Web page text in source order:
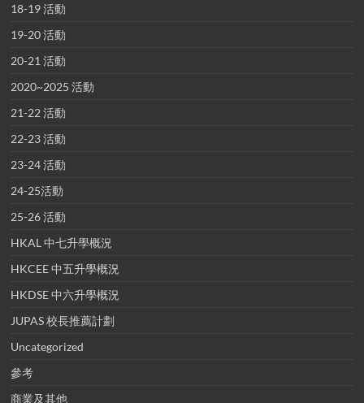
18-19 活動
19-20 活動
20-21 活動
2020~2025 活動
21-22 活動
22-23 活動
23-24 活動
24-25活動
25-26 活動
HKAL 中七升學概況
HKCEE 中五升學概況
HKDSE 中六升學概況
JUPAS 校長推薦計劃
Uncategorized
參考
商業及其他